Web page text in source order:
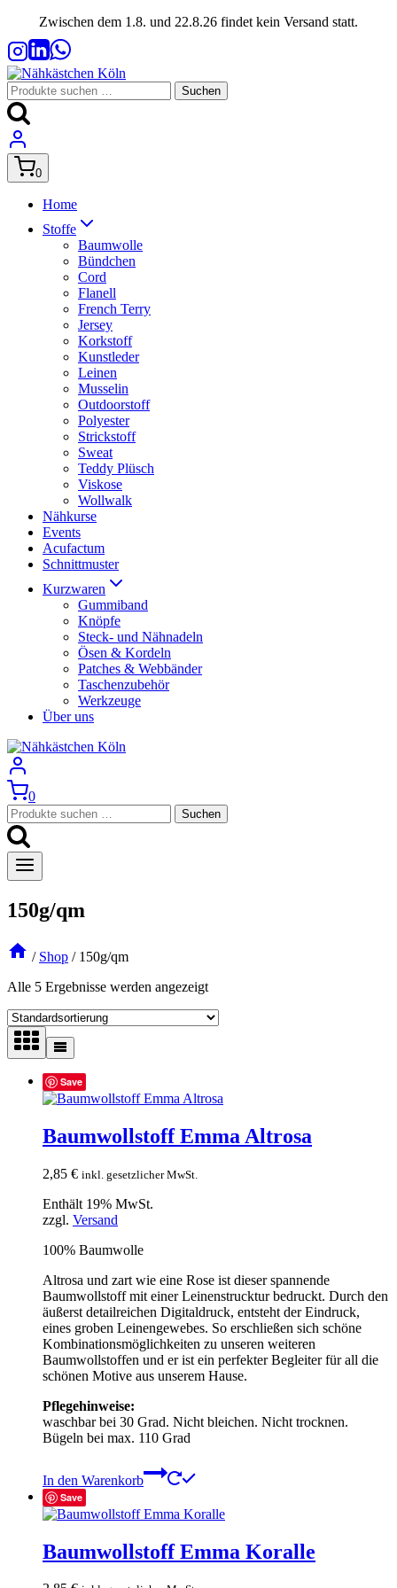
springen
Zwischen dem 1.8. und 22.8.26 findet kein Versand statt.
Suchen
nach:
Suchen
0
Home
Stoffe
Baumwolle
Bündchen
Cord
Flanell
French Terry
Jersey
Korkstoff
Kunstleder
Leinen
Musselin
Outdoorstoff
Polyester
Strickstoff
Sweat
Teddy Plüsch
Viskose
Wollwalk
Nähkurse
Events
Acufactum
Schnittmuster
Kurzwaren
Gummiband
Knöpfe
Steck- und Nähnadeln
Ösen & Kordeln
Patches & Webbänder
Taschenzubehör
Werkzeuge
Über uns
0
Suchen
nach:
Suchen
150g/qm
/ Shop / 150g/qm
Alle 5 Ergebnisse werden angezeigt
Save
Baumwollstoff Emma Altrosa
2,85 € inkl. gesetzlicher MwSt.
Enthält 19% MwSt.
zzgl. Versand
100% Baumwolle
Altrosa und zart wie eine Rose ist dieser spannende
Baumwollstoff mit einer Leinenstrucktur bedruckt. Durch den
äußerst detailreichen Digitaldruck, entsteht der Eindruck,
eines groben Leinengewebes. So erschließen sich schöne
Kombinationsmöglichkeiten zu unseren weiteren
Baumwollstoffen und er ist ein perfekter Begleiter für all die
schönen Motive aus unserem Hause.
Pflegehinweise:
waschbar bei 30 Grad. Nicht bleichen. Nicht trocknen.
Bügeln bei max. 110 Grad
In den Warenkorb
Save
Baumwollstoff Emma Koralle